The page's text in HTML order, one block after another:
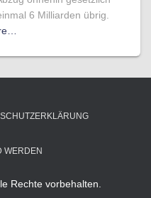
6 Milliarden übrig.
WERDEN
Rechte vorbehalten.